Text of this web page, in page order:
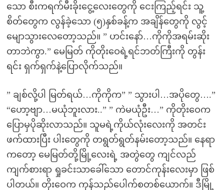
သော စီးကရက်မီးခိုးငွေ့လေးတွေကို ငေးကြည့်ရင်း သူ့
စိတ်တွေက လွန်ခဲ့သော (၅)နှစ်ခန့်က အချိန်တွေကို လွင့်
မျောသွားလေတော့သည်။ ” ဟင်းနော်…ကိုကိုအရမ်းဆိုး
တာဘဲကွာ.” မေမြတ် ကိုတိုးဝေရဲ့ရင်ဘတ်ကြီးကို တွန်း
ရင်း ရှက်ရှက်နဲ့ပြောလိုက်သည်။
” ချစ်လို့ပါ မြတ်ရယ်…ကိုကိုက” ” သွားပါ…အပိုတွေ….”
“ဟော့ဗျာ…မယုံဘူးလား..” ” ကဲမယုံဦး…” ကိုတိုးဝေက
ပြောမှပိုဆိုးလာသည်။ သူမရဲ့ကိုယ်လုံးလေးကို အတင်း
ဖက်ထားပြီး ပါးတွေကို တရွတ်ရွတ်နမ်းတော့သည်။ နေရာ
ကတော့ မေမြတ်တို့မြို့လေးရဲ့ အတွဲတွေ ကျင်လည်
ကျက်စားရာ ရှုခင်းသာခေါ်သော တောင်ကုန်းလေးမှာ ဖြစ်
ပါတယ်။ တိုးဝေက ကုန်သည်ပေါက်စတစ်ယောက်။ ဒီမြို့